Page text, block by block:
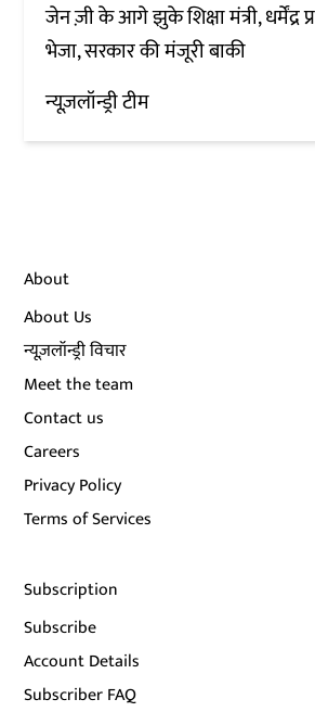
जेन ज़ी के आगे झुके शिक्षा मंत्री, धर्मेंद्र
भेजा, सरकार की मंजूरी बाकी
न्यूज़लॉन्ड्री टीम
About
About Us
न्यूज़लॉन्ड्री विचार
Meet the team
Contact us
Careers
Privacy Policy
Terms of Services
Subscription
Subscribe
Account Details
Subscriber FAQ